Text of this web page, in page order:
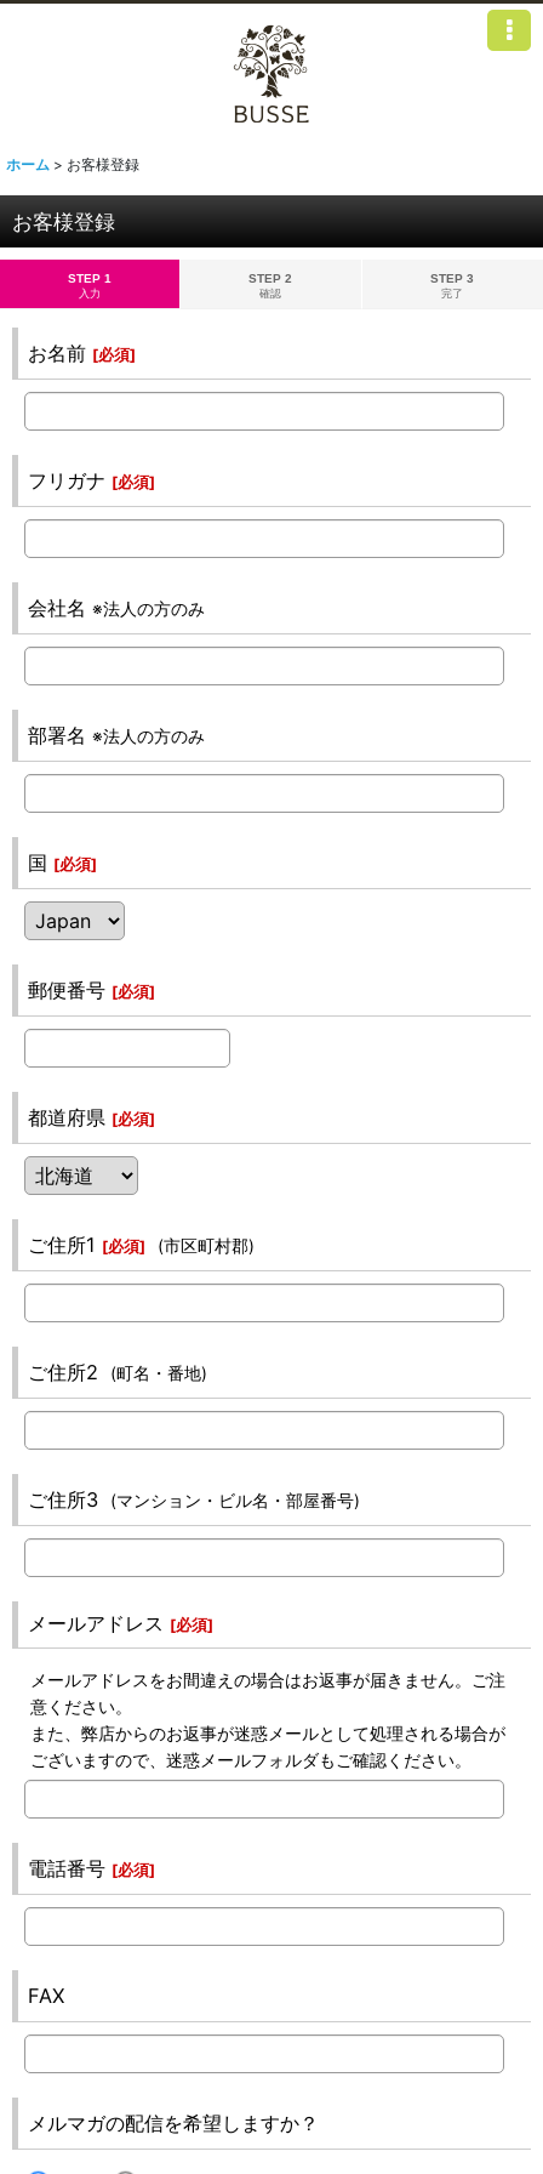
ホーム > お客様登録
お客様登録
STEP 1
入力
STEP 2
確認
STEP 3
完了
お名前 [必須]
フリガナ [必須]
会社名 ※法人の方のみ
部署名 ※法人の方のみ
国 [必須]
郵便番号 [必須]
都道府県 [必須]
ご住所1 [必須] (市区町村郡)
ご住所2 (町名・番地)
ご住所3 (マンション・ビル名・部屋番号)
メールアドレス [必須]
メールアドレスをお間違えの場合はお返事が届きません。ご注
意ください。
また、弊店からのお返事が迷惑メールとして処理される場合が
ございますので、迷惑メールフォルダもご確認ください。
電話番号 [必須]
FAX
メルマガの配信を希望しますか？